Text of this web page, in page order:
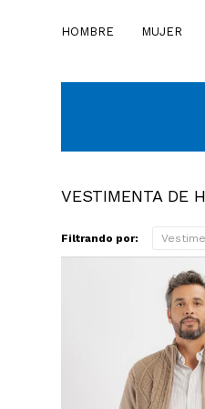
HOMBRE MUJER
VESTIMENTA DE
Filtrando por: